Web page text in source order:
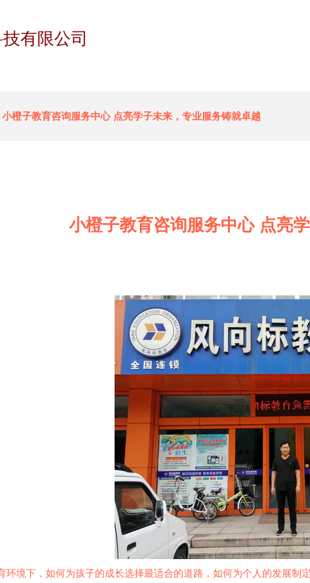
有限公司
小橙子教育咨询服务中心 点亮学子未来，专业服务铸就卓越
小橙子教育咨询服务中心 点亮
环境下，如何为孩子的成长选择最适合的道路，如何为个人的发展